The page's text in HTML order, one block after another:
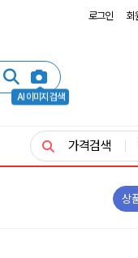
로그인 회
AI 이미지 검색
가격검색
상